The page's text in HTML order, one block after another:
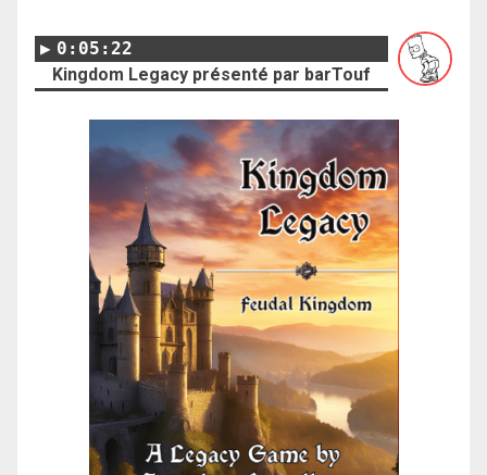
0:05:22
Kingdom Legacy présenté par barTouf